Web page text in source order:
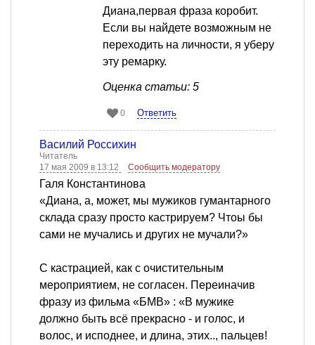
Диана,первая фраза коробит.
Если вы найдете возможным не
переходить на личности, я уберу
эту ремарку.
Оценка статьи: 5
0 Ответить
Василий Россихин
Читатель
17 мая 2009 в 13:12
Сообщить модератору
Галя Константинова
«Диана, а, может, мы мужиков гумантарного
склада сразу просто кастрируем? Чтоы бы
сами не мучались и других не мучали?»
С кастрацией, как с очистительным
мероприятием, не согласен. Переиначив
фразу из фильма «БМВ» : «В мужике
должно быть всё прекрасно - и голос, и
волос, и исподнее, и длина, этих.., пальцев!